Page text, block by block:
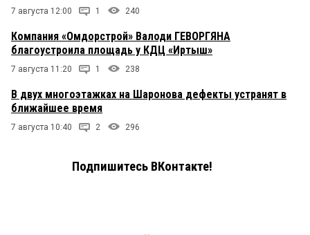
7 августа 12:00 1 240
Компания «Омдорстрой» Валоди ГЕВОРГЯНА
благоустроила площадь у КДЦ «Иртыш»
7 августа 11:20 1 238
В двух многоэтажках на Шаронова дефекты устранят в
ближайшее время
7 августа 10:40 2 296
Подпишитесь ВКонтакте!